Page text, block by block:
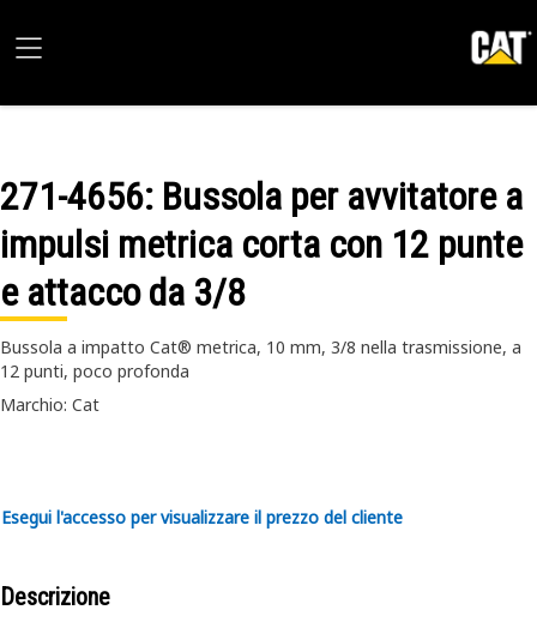
271-4656: Bussola per avvitatore a
impulsi metrica corta con 12 punte
e attacco da 3/8
Bussola a impatto Cat® metrica, 10 mm, 3/8 nella trasmissione, a
12 punti, poco profonda
Marchio: Cat
Esegui l'accesso per visualizzare il prezzo del cliente
Descrizione